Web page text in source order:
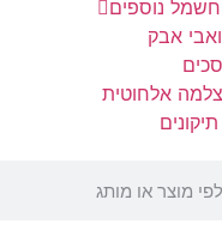
נוספים
אבק
אלחוטית